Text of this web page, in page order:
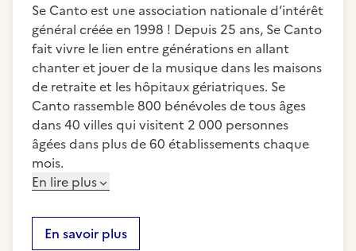
Se Canto est une association nationale d’intérêt
général créée en 1998 ! Depuis 25 ans, Se Canto
fait vivre le lien entre générations en allant
chanter et jouer de la musique dans les maisons
de retraite et les hôpitaux gériatriques. Se
Canto rassemble 800 bénévoles de tous âges
dans 40 villes qui visitent 2 000 personnes
âgées dans plus de 60 établissements chaque
mois.
En lire plus
En savoir plus